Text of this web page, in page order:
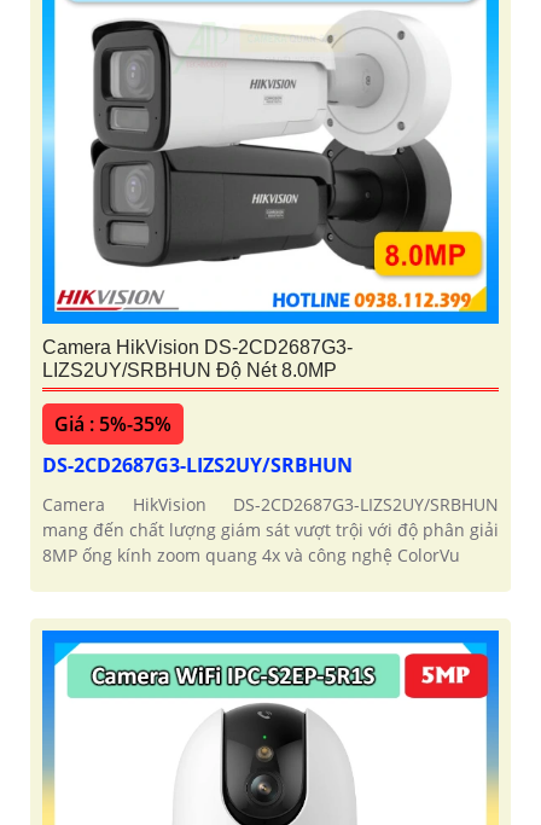
Camera HikVision DS-2CD2687G3-
LIZS2UY/SRBHUN Độ Nét 8.0MP
Giá : 5%-35%
DS-2CD2687G3-LIZS2UY/SRBHUN
Camera HikVision DS-2CD2687G3-LIZS2UY/SRBHUN
mang đến chất lượng giám sát vượt trội với độ phân giải
8MP ống kính zoom quang 4x và công nghệ ColorVu